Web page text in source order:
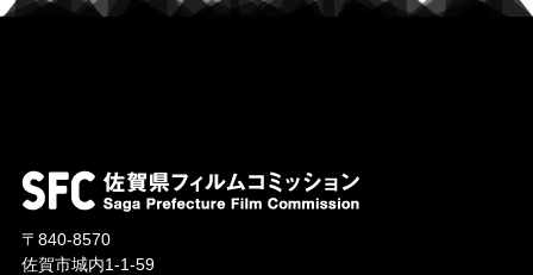
〒840-8570
佐賀市城内1-1-59